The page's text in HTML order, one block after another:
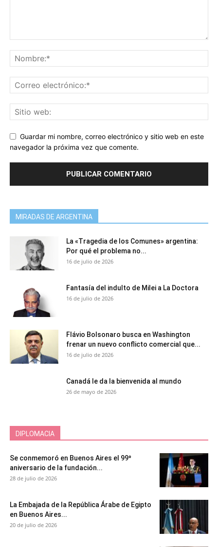
Guardar mi nombre, correo electrónico y sitio web en este
navegador la próxima vez que comente.
MIRADAS DE ARGENTINA
La «Tragedia de los Comunes» argentina:
Por qué el problema no...
16 de julio de 2026
Fantasía del indulto de Milei a La Doctora
16 de julio de 2026
Flávio Bolsonaro busca en Washington
frenar un nuevo conflicto comercial que...
16 de julio de 2026
Canadá le da la bienvenida al mundo
26 de mayo de 2026
DIPLOMACIA
Se conmemoró en Buenos Aires el 99º
aniversario de la fundación...
28 de julio de 2026
La Embajada de la República Árabe de Egipto
en Buenos Aires...
20 de julio de 2026